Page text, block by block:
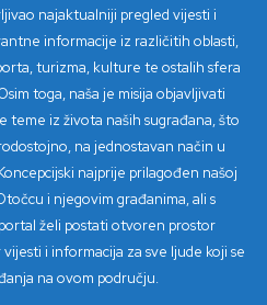
najaktualniji pregled vijesti i
informacije iz različitih oblasti,
turizma, kulture te ostalih sfera
toga, naša je misija objavljivati
teme iz života naših sugrađana, što
na jednostavan način u
najprije prilagođen našoj
i njegovim građanima, ali s
želi postati otvoren prostor
i informacija za sve ljude koji se
na ovom području.